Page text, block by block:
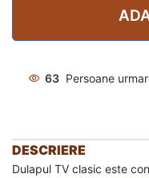
63 Persoane
DESCRIERE
Dulapul TV clasic este